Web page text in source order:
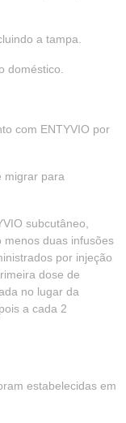
a tampa.
doméstico.
com ENTYVIO por
migrar para
subcutâneo,
duas infusões
por injeção
dose de
no lugar da
a cada 2
estabelecidas em